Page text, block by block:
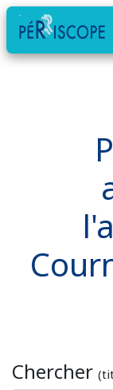
Chercher